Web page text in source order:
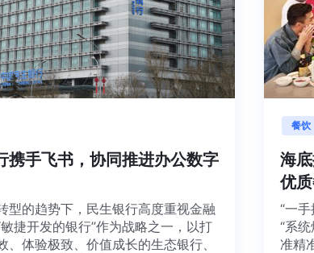
行携手飞书，协同推进办公数字
化转型的趋势下，民生银行高度重视金融
“敏捷开发的银行”作为战略之一，以打
高效、体验极致、价值成长的生态银行、
“
“